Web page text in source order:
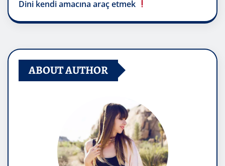
Dini kendi amacına araç etmek
ABOUT AUTHOR